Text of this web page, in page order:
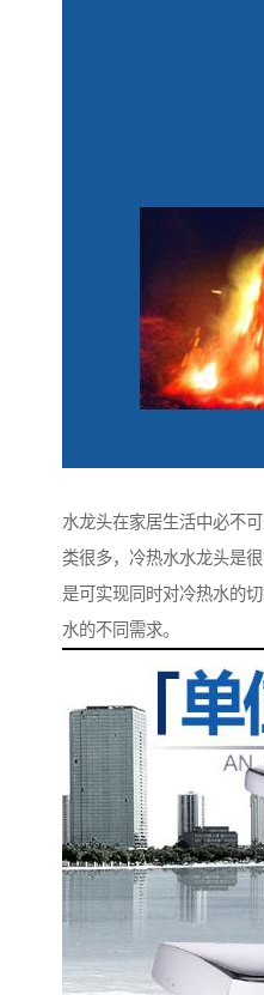
水龙头在家居生活中必不
类很多，冷热水水龙头是
是可实现同时对冷热水的
水的不同需求。